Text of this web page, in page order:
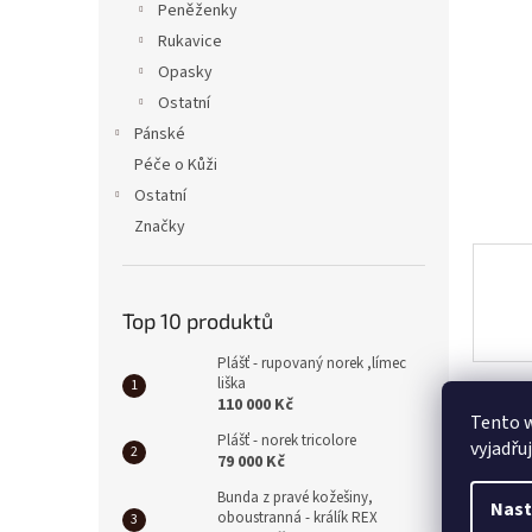
Tento
Peněženky
Rukavice
Opasky
Ostatní
Pánské
Péče o Kůži
Ostatní
Značky
Top 10 produktů
Plášť - rupovaný norek ,límec
liška
110 000 Kč
Plášť - norek tricolore
79 000 Kč
Bunda z pravé kožešiny,
oboustranná - králík REX